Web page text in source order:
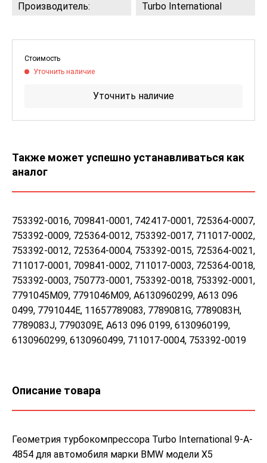
Производитель: Turbo International
Стоимость
Уточнить наличие
Уточнить наличие
Также может успешно устанавливаться как
аналог
753392-0016, 709841-0001, 742417-0001, 725364-0007,
753392-0009, 725364-0012, 753392-0017, 711017-0002,
753392-0012, 725364-0004, 753392-0015, 725364-0021,
711017-0001, 709841-0002, 711017-0003, 725364-0018,
753392-0003, 750773-0001, 753392-0018, 753392-0001,
7791045M09, 7791046M09, А6130960299, А613 096
0499, 7791044Е, 11657789083, 7789081G, 7789083H,
7789083J, 7790309Е, А613 096 0199, 6130960199,
6130960299, 6130960499, 711017-0004, 753392-0019
Описание товара
Геометрия турбокомпрессора Turbo International 9-A-
4854 для автомобиля марки BMW модели X5